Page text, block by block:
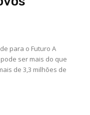
para o Futuro A
ser mais do que
de 3,3 milhões de